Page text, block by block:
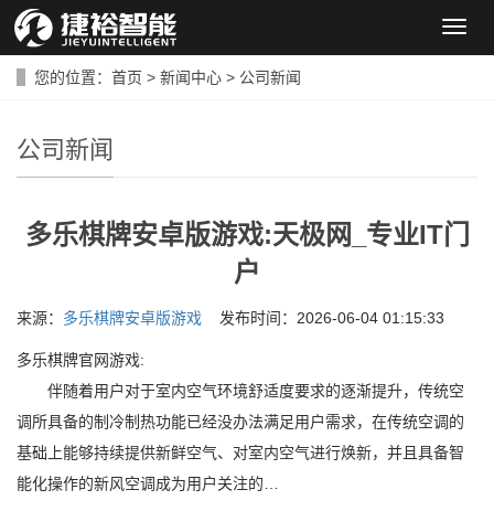
导
您的位置： 首页 > 新闻中心 > 公司新闻
公司新闻
多乐棋牌安卓版游戏:天极网_专业IT门
户
来源： 多乐棋牌安卓版游戏 发布时间：2026-06-04 01:15:33
多乐棋牌官网游戏:
伴随着用户对于室内空气环境舒适度要求的逐渐提升，传统空
调所具备的制冷制热功能已经没办法满足用户需求，在传统空调的
基础上能够持续提供新鲜空气、对室内空气进行焕新，并且具备智
能化操作的新风空调成为用户关注的…